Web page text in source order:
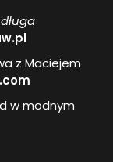
z Maciejem
w modnym